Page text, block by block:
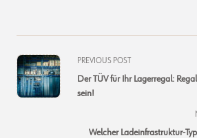
<span
class="nav-
subtitle
PREVIOUS POST
Der TÜV für Ihr Lagerregal:
sein!
Welcher Ladeinfrastruktur-